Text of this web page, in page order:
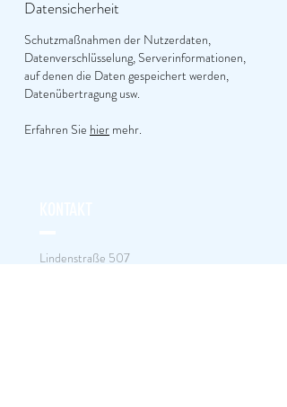
Datensicherheit
Schutzmaßnahmen der Nutzerdaten,
Datenverschlüsselung, Serverinformationen,
auf denen die Daten gespeichert werden,
Datenübertragung usw.
Erfahren Sie hier mehr.
Lindenstraße 507